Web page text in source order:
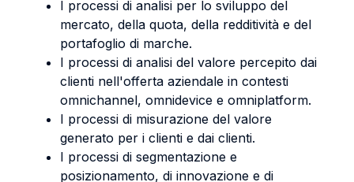
I processi di analisi per lo sviluppo del
mercato, della quota, della redditività e del
portafoglio di marche.
I processi di analisi del valore percepito dai
clienti nell'offerta aziendale in contesti
omnichannel, omnidevice e omniplatform.
I processi di misurazione del valore
generato per i clienti e dai clienti.
I processi di segmentazione e
posizionamento, di innovazione e di